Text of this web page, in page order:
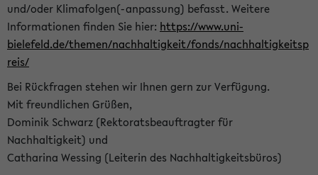
und/oder Klimafolgen(-anpassung) befasst. Weitere
Informationen finden Sie hier: https://www.uni-
bielefeld.de/themen/nachhaltigkeit/fonds/nachhaltigkeitsp
reis/
Bei Rückfragen stehen wir Ihnen gern zur Verfügung.
Mit freundlichen Grüßen,
Dominik Schwarz (Rektoratsbeauftragter für
Nachhaltigkeit) und
Catharina Wessing (Leiterin des Nachhaltigkeitsbüros)